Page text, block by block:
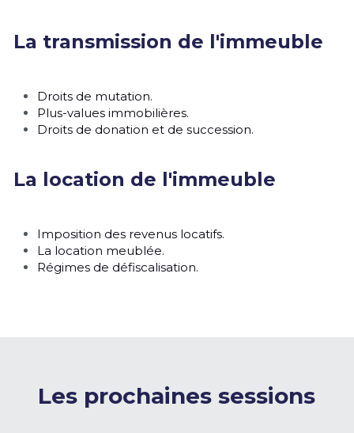
La transmission de l'immeuble
Droits de mutation.
Plus-values immobilières.
Droits de donation et de succession.
La location de l'immeuble
Imposition des revenus locatifs.
La location meublée.
Régimes de défiscalisation.
Les prochaines sessions